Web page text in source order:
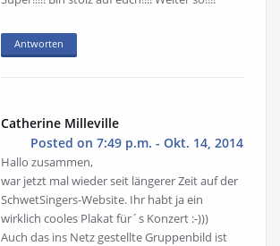
Antworten
Catherine Milleville
Posted on 7:49 p.m. - Okt. 14, 2014
Hallo zusammen,
war jetzt mal wieder seit längerer Zeit auf der
SchwetSingers-Website. Ihr habt ja ein
wirklich cooles Plakat für´s Konzert :-)))
Auch das ins Netz gestellte Gruppenbild ist